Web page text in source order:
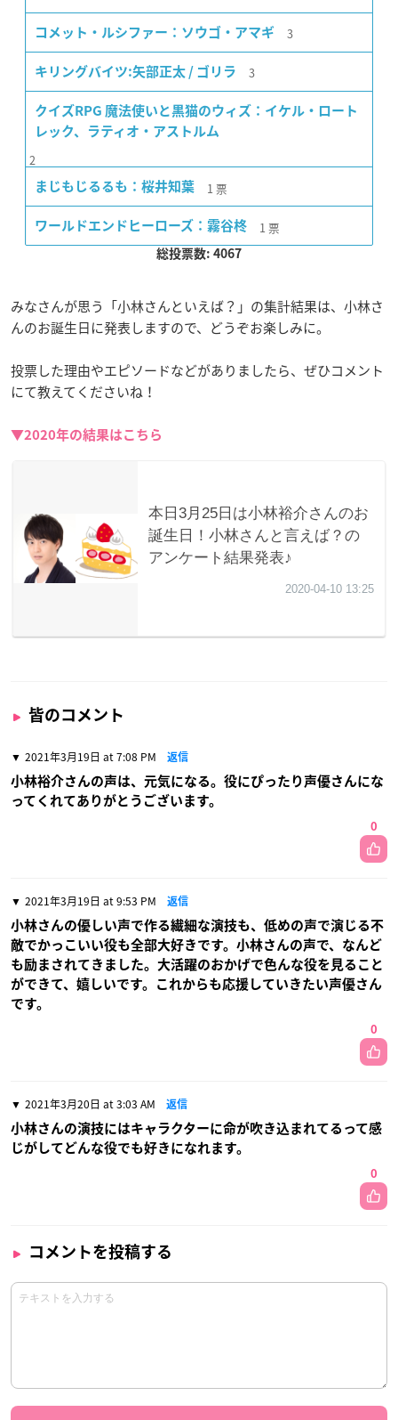
コメット・ルシファー：ソウゴ・アマギ 3
キリングバイツ:矢部正太 / ゴリラ 3
クイズRPG 魔法使いと黒猫のウィズ：イケル・ロート
レック、ラティオ・アストルム
2
まじもじるるも：桜井知葉 1 票
ワールドエンドヒーローズ：霧谷柊 1 票
総投票数: 4067
みなさんが思う「小林さんといえば？」の集計結果は、小林さ
んのお誕生日に発表しますので、どうぞお楽しみに。
投票した理由やエピソードなどがありましたら、ぜひコメント
にて教えてくださいね！
▼2020年の結果はこちら
皆のコメント
2021年3月19日 at 7:08 PM 返信
小林裕介さんの声は、元気になる。役にぴったり声優さんにな
ってくれてありがとうございます。
0
2021年3月19日 at 9:53 PM 返信
小林さんの優しい声で作る繊細な演技も、低めの声で演じる不
敵でかっこいい役も全部大好きです。小林さんの声で、なんど
も励まされてきました。大活躍のおかげで色んな役を見ること
ができて、嬉しいです。これからも応援していきたい声優さん
です。
0
2021年3月20日 at 3:03 AM 返信
小林さんの演技にはキャラクターに命が吹き込まれてるって感
じがしてどんな役でも好きになれます。
0
コメントを投稿する